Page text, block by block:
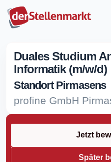
Duales Studium
Informatik (m/w/d)
Standort Pirmasens
profine GmbH
Jetzt
Später